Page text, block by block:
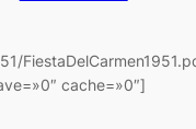
cache=»0″]